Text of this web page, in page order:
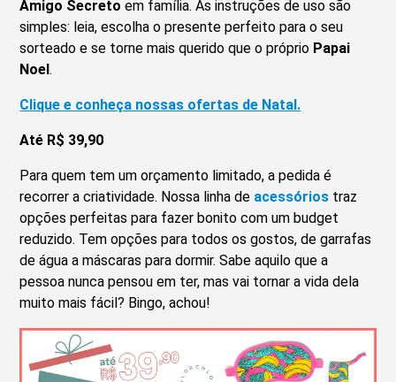
Amigo Secreto em família. As instruções de uso são
simples: leia, escolha o presente perfeito para o seu
sorteado e se torne mais querido que o próprio Papai
Noel.
Clique e conheça nossas ofertas de Natal.
Até R$ 39,90
Para quem tem um orçamento limitado, a pedida é
recorrer a criatividade. Nossa linha de acessórios traz
opções perfeitas para fazer bonito com um budget
reduzido. Tem opções para todos os gostos, de garrafas
de água a máscaras para dormir. Sabe aquilo que a
pessoa nunca pensou em ter, mas vai tornar a vida dela
muito mais fácil? Bingo, achou!